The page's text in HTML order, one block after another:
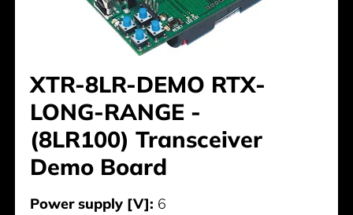
XTR-8LR-DEMO RTX-
LONG-RANGE -
(8LR100) Transceiver
Demo Board
Power supply [V]: 6